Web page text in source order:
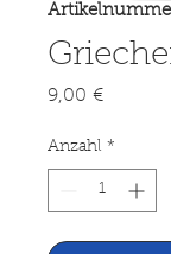
9,00 €Preis
Anzahl *